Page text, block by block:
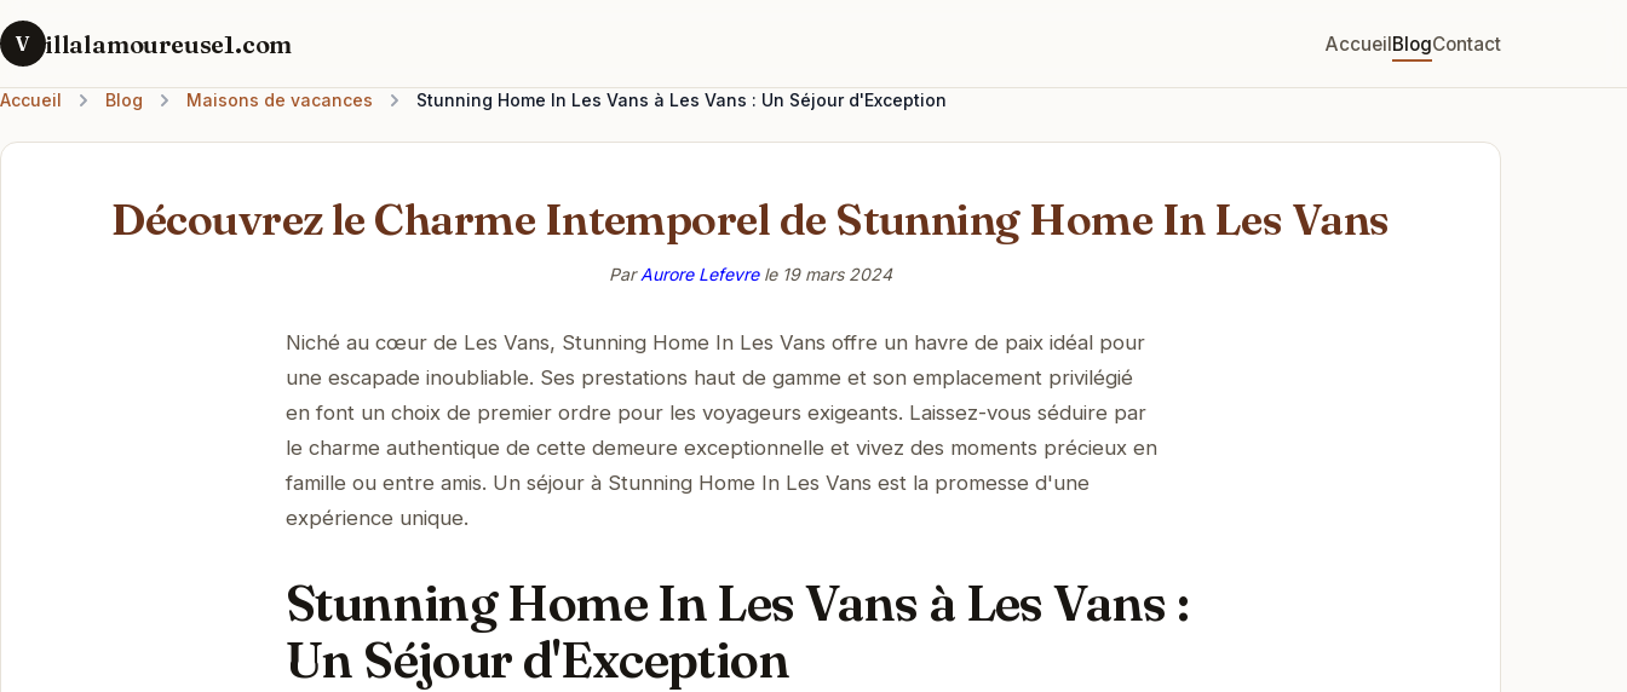
V illalamoureuse1.com AccueilBlogContact
Accueil Blog Maisons de vacances Stunning Home In Les Vans à Les Vans : Un Séjour d'Exception
Découvrez le Charme Intemporel de Stunning Home In Les Vans
ParAurore Lefevrele 19 mars 2024
Niché au cœur de Les Vans, Stunning Home In Les Vans offre un havre de paix idéal pour
une escapade inoubliable. Ses prestations haut de gamme et son emplacement privilégié
en font un choix de premier ordre pour les voyageurs exigeants. Laissez-vous séduire par
le charme authentique de cette demeure exceptionnelle et vivez des moments précieux en
famille ou entre amis. Un séjour à Stunning Home In Les Vans est la promesse d'une
expérience unique.
Stunning Home In Les Vans à Les Vans :
Un Séjour d'Exception